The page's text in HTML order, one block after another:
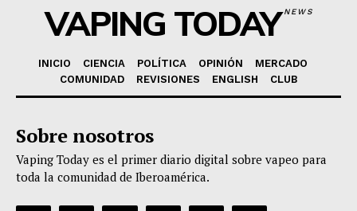
VAPING TODAYNEWS
INICIO CIENCIA POLÍTICA OPINIÓN
MERCADO
COMUNIDAD
REVISIONES ENGLISH CLUB
Sobre nosotros
Vaping Today es el primer diario digital sobre vapeo para
toda la comunidad de Iberoamérica.